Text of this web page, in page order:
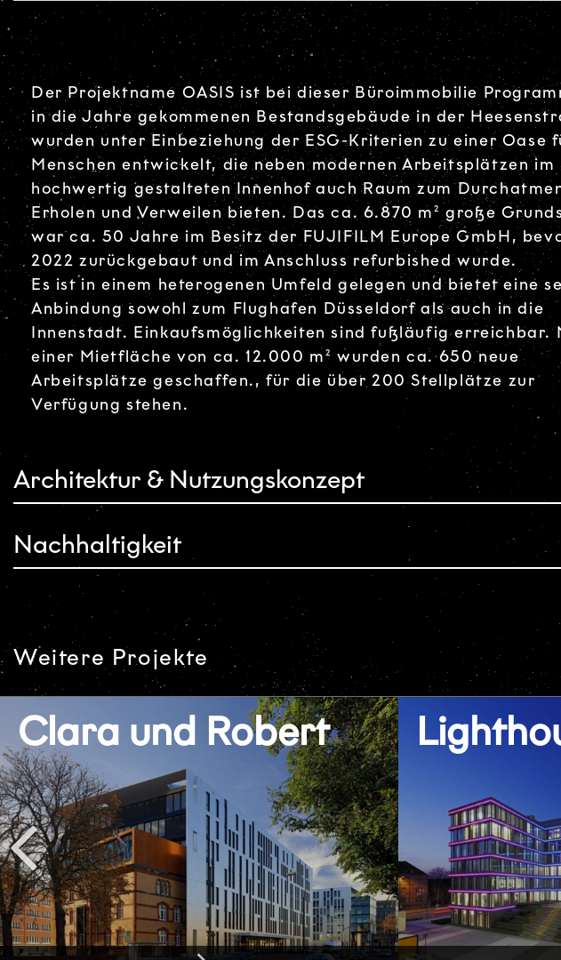
Der Projektname OASIS ist bei dieser Büroimmobilie
in die Jahre gekommenen Bestandsgebäude in der
wurden unter Einbeziehung der ESG-Kriterien zu einer Oase
Menschen entwickelt, die neben modernen Arbeitsplätzen im
hochwertig gestalteten Innenhof auch Raum zum
Erholen und Verweilen bieten. Das ca. 6.870 m² große
war ca. 50 Jahre im Besitz der FUJIFILM Europe GmbH,
2022 zurückgebaut und im Anschluss refurbished wurde.
Es ist in einem heterogenen Umfeld gelegen und bietet eine
Anbindung sowohl zum Flughafen Düsseldorf als auch in die
Innenstadt. Einkaufsmöglichkeiten sind fußläufig erreichbar.
einer Mietfläche von ca. 12.000 m² wurden ca. 650 neue
Arbeitsplätze geschaffen., für die über 200 Stellplätze zur
Verfügung stehen.
Architektur & Nutzungskonzept
Nachhaltigkeit
Weitere Projekte
Clara und Robert